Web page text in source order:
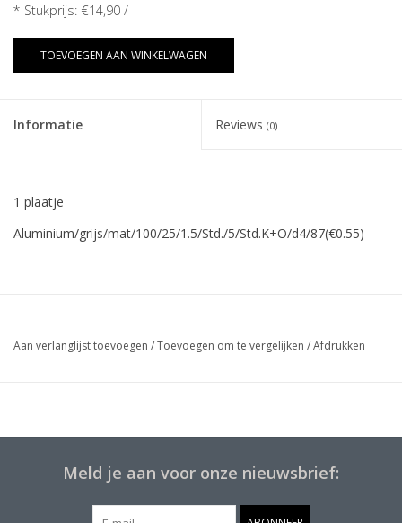
* Stukprijs: €14,90 /
TOEVOEGEN AAN WINKELWAGEN
Informatie Reviews (0)
1 plaatje
Aluminium/grijs/mat/100/25/1.5/Std./5/Std.K+O/d4/87(€0.55)
Aan verlanglijst toevoegen /Toevoegen om te vergelijken /Afdrukken
Meld je aan voor onze nieuwsbrief: